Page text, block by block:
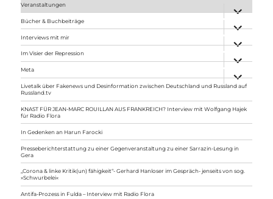
Veranstaltungen
anzeigen
Bücher & Buchbeiträge
anzeigen
Interviews mit mir
anzeigen
Im Visier der Repression
anzeigen
Meta
anzeigen
Livetalk über Fakenews und Desinformation zwischen Deutschland und Russland auf
Russland.tv
KNAST FÜR JEAN-MARC ROUILLAN AUS FRANKREICH? Interview mit Wolfgang Hajek
für Radio Flora
In Gedenken an Harun Farocki
Presseberichterstattung zu einer Gegenveranstaltung zu einer Sarrazin-Lesung in
Gera
„Corona & linke Kritik(un) fähigkeit“- Gerhard Hanloser im Gespräch- jenseits von sog.
»Schwurbelei«
Antifa-Prozess in Fulda – Interview mit Radio Flora